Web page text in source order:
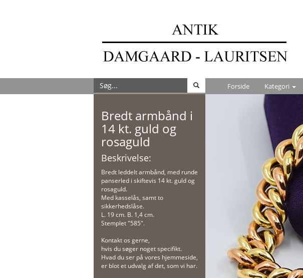
Forside Kategori
Bredt armbånd i
14 kt. guld og
rosaguld
Beskrivelse:
Bredt leddelt armbånd, med runde
panserled i skiftevis 14 kt. guld og
rosaguld.
Med kasselås, samt to
sikkerhedslåse.
L. 19 cm. B. 1,4 cm.
Stemplet "585".
Kontakt os gerne,
hvis du søger noget specifikt.
Hvad du ser på vores hjemmeside,
er blot et udvalg af det, som vi har.